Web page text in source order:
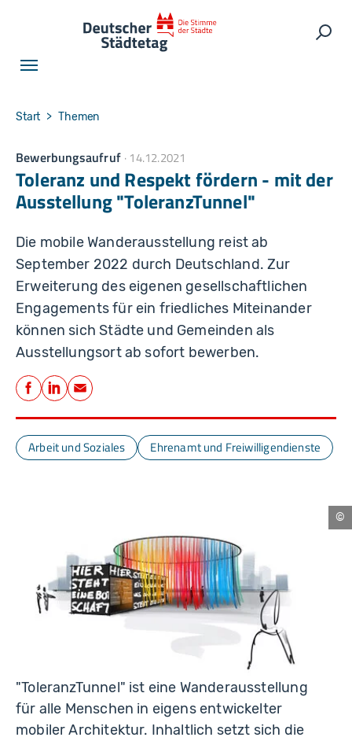
You are here:
Start Themen
Bewerbungsaufruf 14.12.2021
Toleranz und Respekt fördern - mit der
Ausstellung "ToleranzTunnel"
Die mobile Wanderausstellung reist ab
September 2022 durch Deutschland. Zur
Erweiterung des eigenen gesellschaftlichen
Engagements für ein friedliches Miteinander
können sich Städte und Gemeinden als
Ausstellungsort ab sofort bewerben.
Teilen
Facebook
LinkedIn
E-Mail
Arbeit und Soziales Ehrenamt und Freiwilligendienste
"ToleranzTunnel" ist eine Wanderausstellung
für alle Menschen in eigens entwickelter
mobiler Architektur. Inhaltlich setzt sich die